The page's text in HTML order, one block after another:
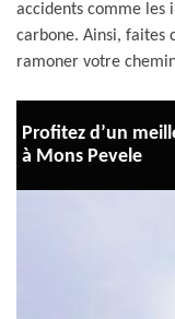
accidents comme les
carbone. Ainsi, faites
ramoner votre
Profitez d’un
à Mons Pevele